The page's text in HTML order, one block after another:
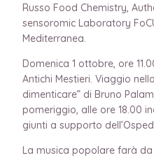
Russo Food Chemistry,
sensoromic Laboratory
Mediterranea.
Domenica 1 ottobre, ore
Antichi Mestieri. Viaggio
dimenticare” di Bruno
pomeriggio, alle ore 18.00
giunti a supporto
La musica popolare farà